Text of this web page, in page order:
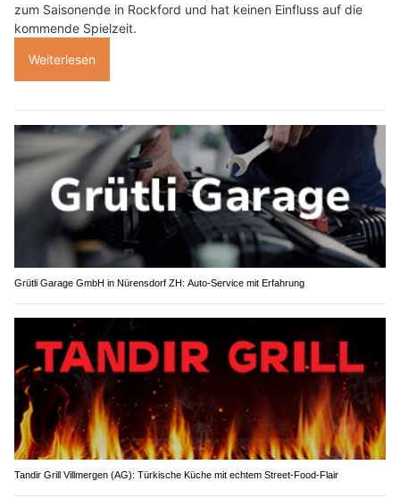
zum Saisonende in Rockford und hat keinen Einfluss auf die
kommende Spielzeit.
Weiterlesen
Grütli Garage GmbH in Nürensdorf ZH: Auto-Service mit Erfahrung
Tandir Grill Villmergen (AG): Türkische Küche mit echtem Street-Food-Flair